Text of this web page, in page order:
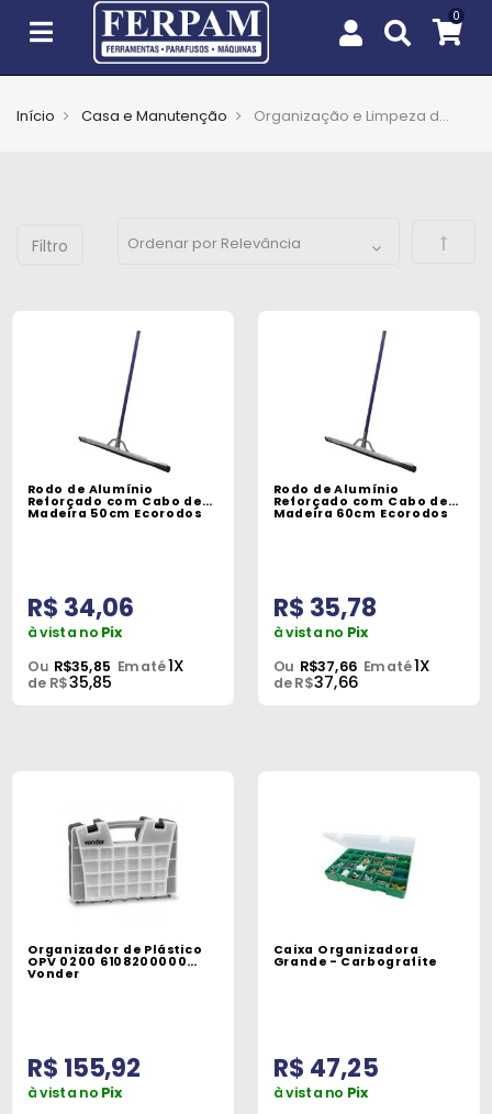
Jardim
Ferramentas
Máquinas
Materiais
de
Pneumáticos
Tintas
Químicos
Acessórios
Início Casa e Manutenção Organização e Limpeza do Ambiente
Rodo de Alumínio
Reforçado com Cabo de
Madeira 50cm Ecorodos
R$ 34,06
à vista no Pix
Ou R$35,85 Em até1X
de R$35,85
Rodo de Alumínio
Reforçado com Cabo de
Madeira 60cm Ecorodos
R$ 35,78
à vista no Pix
Ou R$37,66 Em até1X
de R$37,66
Organizador de Plástico
OPV 0200 6108200000
Vonder
R$ 155,92
à vista no Pix
Caixa Organizadora
Grande - Carbografite
R$ 47,25
à vista no Pix